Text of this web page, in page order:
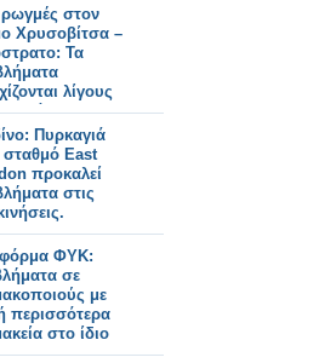
ρωγμές στον
Χρυσοβίτσα –
Τα
λίγους
μετά την
Πυρκαγιά
σταθμό East
προκαλεί
στις
ΦΥΚ:
σε
με
περισσότερα
στο ίδιο